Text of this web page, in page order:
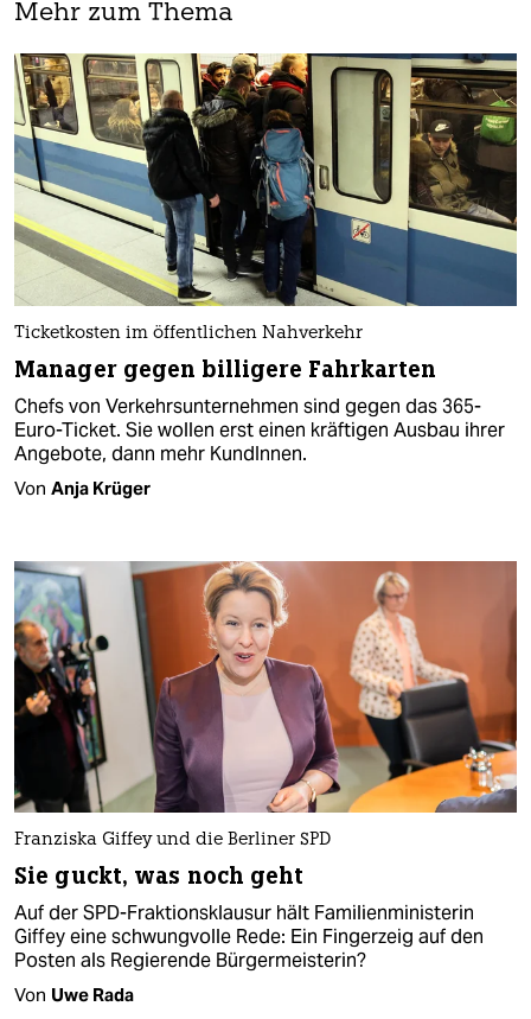
Mehr zum Thema
Ticketkosten im öffentlichen Nahverkehr
Manager gegen billigere Fahrkarten
Chefs von Verkehrsunternehmen sind gegen das 365-
Euro-Ticket. Sie wollen erst einen kräftigen Ausbau ihrer
Angebote, dann mehr KundInnen.
Von Anja Krüger
Franziska Giffey und die Berliner SPD
Sie guckt, was noch geht
Auf der SPD-Fraktionsklausur hält Familienministerin
Giffey eine schwungvolle Rede: Ein Fingerzeig auf den
Posten als Regierende Bürgermeisterin?
Von Uwe Rada